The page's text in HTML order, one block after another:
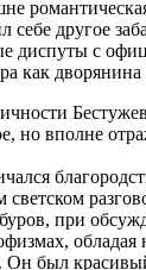
себе другое
диспуты с
как дворянина
но вполне
при
Он был